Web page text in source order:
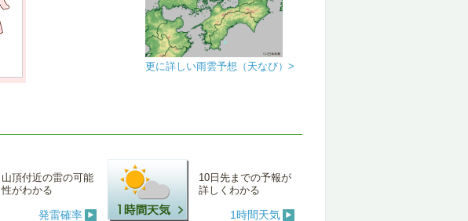
更に詳しい雨雲予想（天なび）>
山頂付近の雷の可能
性がわかる
発雷確率
10日先までの予報が
詳しくわかる
1時間天気